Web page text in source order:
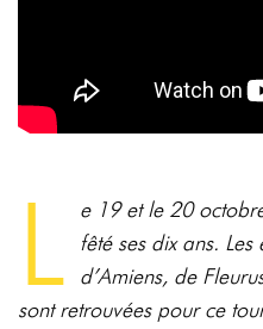
L
e 19 et le 20
fêté ses dix ans.
d’Amiens, de
sont retrouvées pour ce